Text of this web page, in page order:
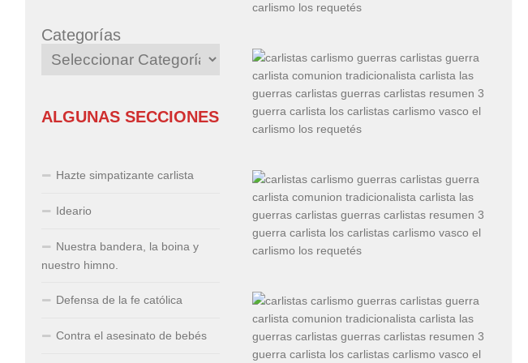
Categorías
ALGUNAS SECCIONES
Hazte simpatizante carlista
Ideario
Nuestra bandera, la boina y
nuestro himno.
Defensa de la fe católica
Contra el asesinato de bebés